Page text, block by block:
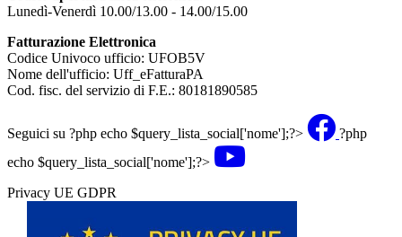
Lunedì-Venerdì 10.00/13.00 - 14.00/15.00
Fatturazione Elettronica
Codice Univoco ufficio: UFOB5V
Nome dell'ufficio: Uff_eFatturaPA
Cod. fisc. del servizio di F.E.: 80181890585
Seguici su ?php echo $query_lista_social['nome'];?>
?php
echo $query_lista_social['nome'];?>
Privacy UE GDPR